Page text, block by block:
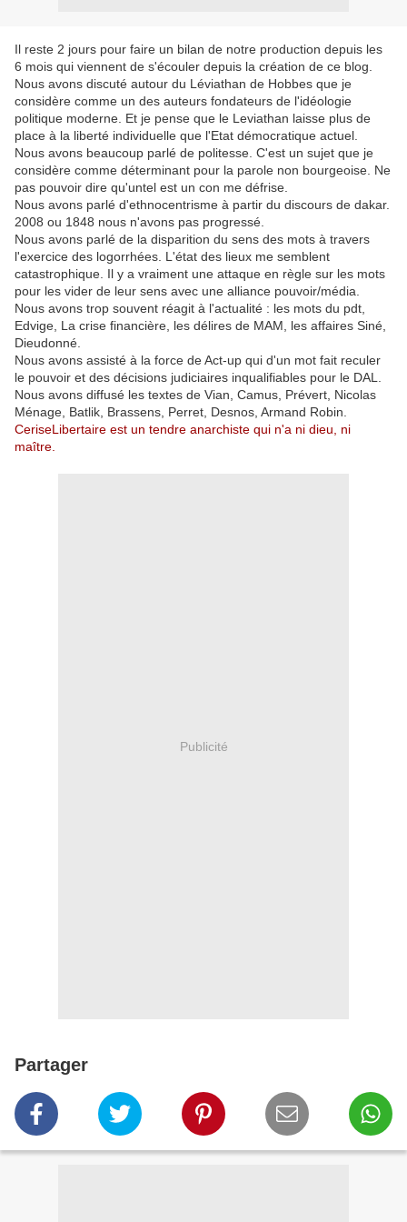
Il reste 2 jours pour faire un bilan de notre production depuis les
6 mois qui viennent de s'écouler depuis la création de ce blog.
Nous avons discuté autour du Léviathan de Hobbes que je
considère comme un des auteurs fondateurs de l'idéologie
politique moderne. Et je pense que le Leviathan laisse plus de
place à la liberté individuelle que l'Etat démocratique actuel.
Nous avons beaucoup parlé de politesse. C'est un sujet que je
considère comme déterminant pour la parole non bourgeoise. Ne
pas pouvoir dire qu'untel est un con me défrise.
Nous avons parlé d'ethnocentrisme à partir du discours de dakar.
2008 ou 1848 nous n'avons pas progressé.
Nous avons parlé de la disparition du sens des mots à travers
l'exercice des logorrhées. L'état des lieux me semblent
catastrophique. Il y a vraiment une attaque en règle sur les mots
pour les vider de leur sens avec une alliance pouvoir/média.
Nous avons trop souvent réagit à l'actualité : les mots du pdt,
Edvige, La crise financière, les délires de MAM, les affaires Siné,
Dieudonné.
Nous avons assisté à la force de Act-up qui d'un mot fait reculer
le pouvoir et des décisions judiciaires inqualifiables pour le DAL.
Nous avons diffusé les textes de Vian, Camus, Prévert, Nicolas
Ménage, Batlik, Brassens, Perret, Desnos, Armand Robin.
CeriseLibertaire est un tendre anarchiste qui n'a ni dieu, ni
maître.
Publicité
Partager